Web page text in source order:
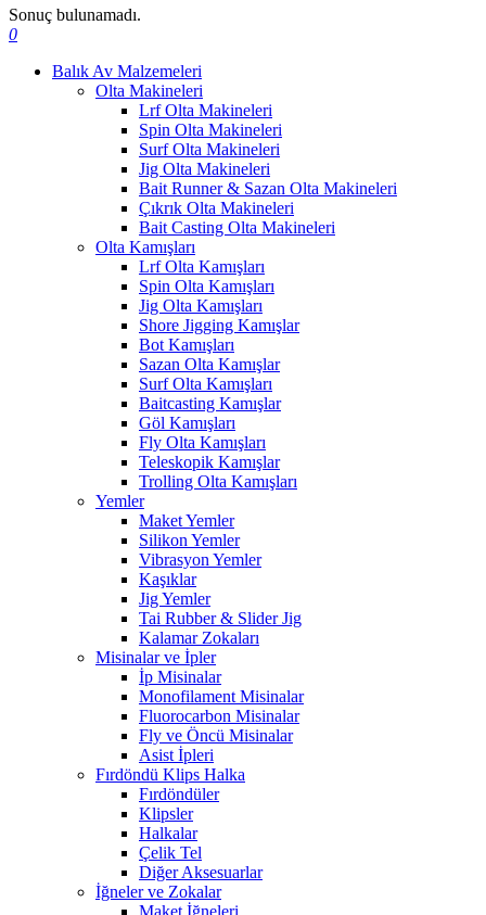
Sonuç bulunamadı.
0
Balık Av Malzemeleri
Olta Makineleri
Lrf Olta Makineleri
Spin Olta Makineleri
Surf Olta Makineleri
Jig Olta Makineleri
Bait Runner & Sazan Olta Makineleri
Çıkrık Olta Makineleri
Bait Casting Olta Makineleri
Olta Kamışları
Lrf Olta Kamışları
Spin Olta Kamışları
Jig Olta Kamışları
Shore Jigging Kamışlar
Bot Kamışları
Sazan Olta Kamışlar
Surf Olta Kamışları
Baitcasting Kamışlar
Göl Kamışları
Fly Olta Kamışları
Teleskopik Kamışlar
Trolling Olta Kamışları
Yemler
Maket Yemler
Silikon Yemler
Vibrasyon Yemler
Kaşıklar
Jig Yemler
Tai Rubber & Slider Jig
Kalamar Zokaları
Misinalar ve İpler
İp Misinalar
Monofilament Misinalar
Fluorocarbon Misinalar
Fly ve Öncü Misinalar
Asist İpleri
Fırdöndü Klips Halka
Fırdöndüler
Klipsler
Halkalar
Çelik Tel
Diğer Aksesuarlar
İğneler ve Zokalar
Maket İğneleri